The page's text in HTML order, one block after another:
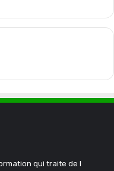
qui traite de l